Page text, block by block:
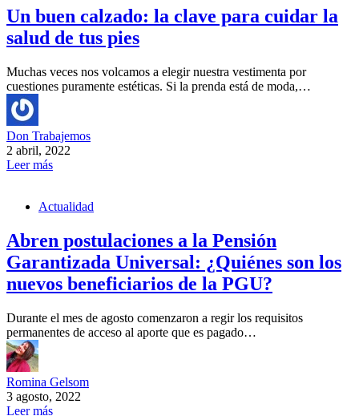
Un buen calzado: la clave para cuidar la
salud de tus pies
Muchas veces nos volcamos a elegir nuestra vestimenta por
cuestiones puramente estéticas. Si la prenda está de moda,…
Don Trabajemos
2 abril, 2022
Leer más
Actualidad
Abren postulaciones a la Pensión
Garantizada Universal: ¿Quiénes son los
nuevos beneficiarios de la PGU?
Durante el mes de agosto comenzaron a regir los requisitos
permanentes de acceso al aporte que es pagado…
Romina Gelsom
3 agosto, 2022
Leer más